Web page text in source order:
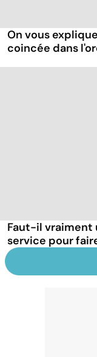
On vous
coincée dans
Faut-il vraiment
service pour